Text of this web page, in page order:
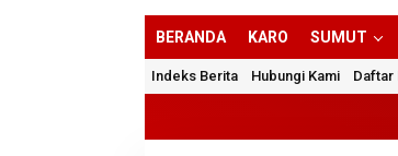
BERANDA KARO SUMUT
Indeks Berita Hubungi Kami Daftar